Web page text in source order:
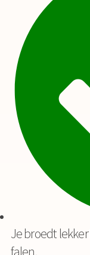
Je broedt lekker
falen.